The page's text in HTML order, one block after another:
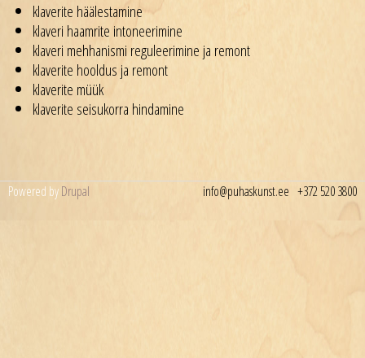
klaverite häälestamine
klaveri haamrite intoneerimine
klaveri mehhanismi reguleerimine ja remont
klaverite hooldus ja remont
klaverite müük
klaverite seisukorra hindamine
Powered byDrupal info@puhaskunst.ee +372 520 3800